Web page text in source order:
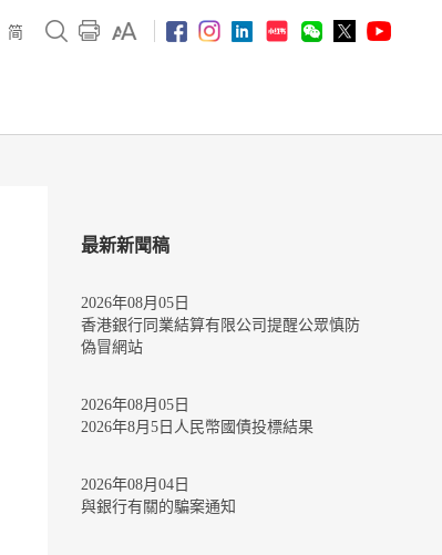
简
最新新聞稿
2026年08月05日
香港銀行同業結算有限公司提醒公眾慎防
偽冒網站
2026年08月05日
2026年8月5日人民幣國債投標結果
2026年08月04日
與銀行有關的騙案通知